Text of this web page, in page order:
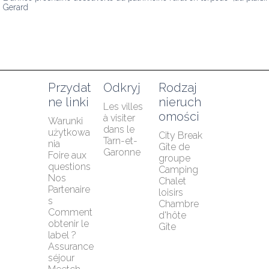
Gerard
Przydat
ne linki
Warunki
użytkowa
nia
Foire aux
questions
Nos
Partenaire
s
Comment
obtenir le
label ?
Assurance
séjour
Odkryj
Les villes
à visiter
dans le
Tarn-et-
Garonne
Rodzaj
nieruch
omości
City Break
Gîte de
groupe
Camping
Chalet
loisirs
Chambre
d'hôte
Gîte